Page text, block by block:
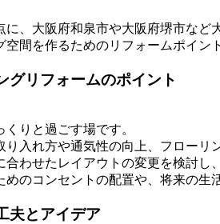
、大阪府和泉市や大阪府堺市など
間を作るためのリフォームポイン
グリフォームのポイント
りと過ごす場です。
入れ方や通気性の向上、フローリ
わせたレイアウトの変更を検討し
のコンセントの配置や、将来の生
夫とアイデア